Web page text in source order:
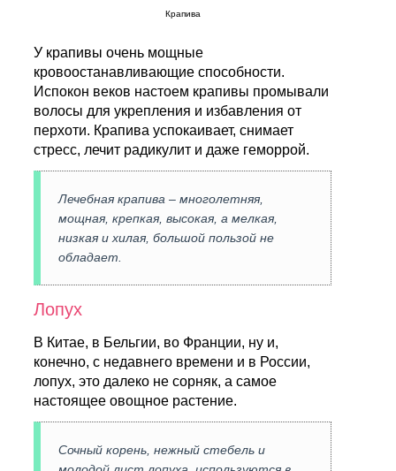
Крапива
У крапивы очень мощные
кровоостанавливающие способности.
Испокон веков настоем крапивы промывали
волосы для укрепления и избавления от
перхоти. Крапива успокаивает, снимает
стресс, лечит радикулит и даже геморрой.
Лечебная крапива – многолетняя,
мощная, крепкая, высокая, а мелкая,
низкая и хилая, большой пользой не
обладает.
Лопух
В Китае, в Бельгии, во Франции, ну и,
конечно, с недавнего времени и в России,
лопух, это далеко не сорняк, а самое
настоящее овощное растение.
Сочный корень, нежный стебель и